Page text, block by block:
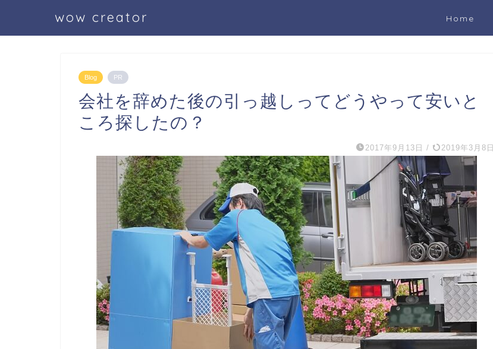
wow creator Home
Blog PR
会社を辞めた後の引っ越しってどうやって安いと
ころ探したの？
2017年9月13日 / 2019年3月8日